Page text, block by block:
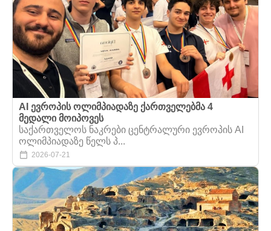
AI ევროპის ოლიმპიადაზე ქართველებმა 4
მედალი მოიპოვეს
საქართველოს ნაკრები ცენტრალური ევროპის AI
ოლიმპიადაზე წელს პ...
2026-07-21